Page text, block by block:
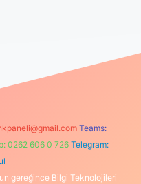
Teams:
0262 606 0 726 Telegram:
gereğince Bilgi Teknolojileri